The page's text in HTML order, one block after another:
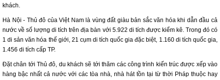
khách.
Hà Nội - Thủ đô của Việt Nam là vùng đất giàu bản sắc văn hóa khi dẫn đầu cả
nước về số lượng di tích trên địa bàn với 5.922 di tích được kiểm kê. Trong đó có
1 di sản văn hóa thế giới, 21 cụm di tích quốc gia đặc biệt, 1.160 di tích quốc gia,
1.456 di tích cấp TP.
Đặt chân tới Thủ đô, du khách sẽ tới thăm các công trình kiến trúc được xếp vào
hàng bậc nhất cả nước với các tòa nhà, nhà hát tồn tại từ thời Pháp thuộc hay